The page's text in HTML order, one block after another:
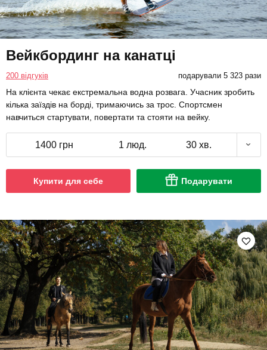
Вейкбординг на канатці
200 відгуків подарували 5 323 рази
На клієнта чекає екстремальна водна розвага. Учасник зробить
кілька заїздів на борді, тримаючись за трос. Спортсмен
навчиться стартувати, повертати та стояти на вейку.
1400 грн 1 люд. 30 хв.
Купити для себе Подарувати